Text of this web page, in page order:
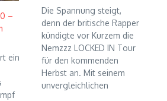
–
ein
Die Spannung steigt,
denn der britische Rapper
kündigte vor Kurzem die
Nemzzz LOCKED IN Tour
für den kommenden
Herbst an. Mit seinem
unvergleichlichen